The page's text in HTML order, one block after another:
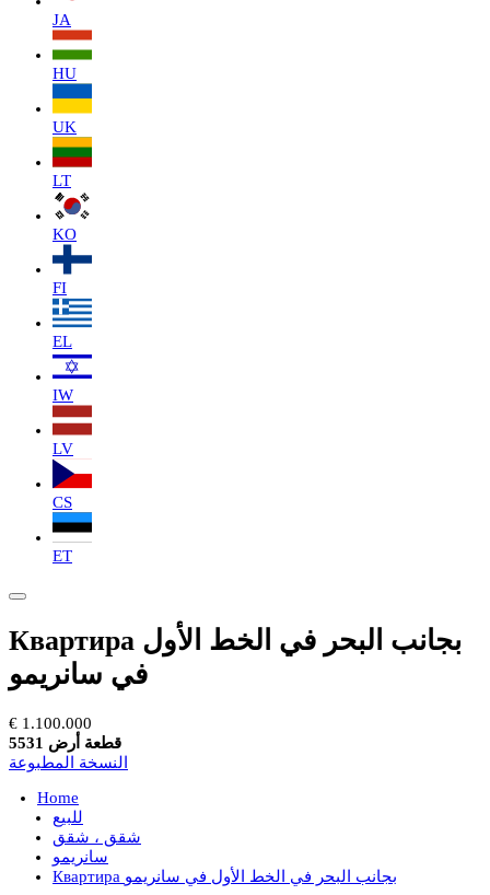
JA
HU
UK
LT
KO
FI
EL
IW
LV
CS
ET
Квартира بجانب البحر في الخط الأول
في سانريمو
€ 1.100.000
قطعة أرض 5531
النسخة المطبوعة
Home
للبيع
شقق ، شقق
سانريمو
Квартира بجانب البحر في الخط الأول في سانريمو